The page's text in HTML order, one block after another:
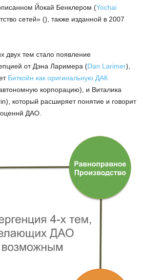
Йокай Бенклером (Yochai
сетей» (), также изданной в 2007
двух тем стало появление
от Дэна Ларимера (Dan Larimer),
Биткойн как оригинальную ДАК
корпорацию), и Виталика
который расширяет понятие и говорит
ДАО.